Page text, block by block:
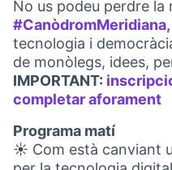
No us podeu perdre
#CanòdromMeridiana,
tecnologia i
de monòlegs, idees,
IMPORTANT:
completar aforament
Programa matí
☀️ Com està canviant